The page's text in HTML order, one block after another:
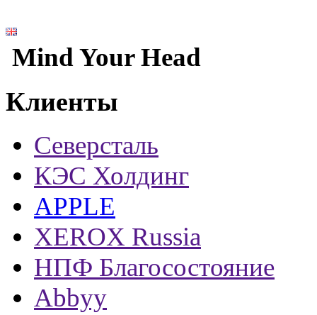
Mind Your Head
Клиенты
Северсталь
КЭС Холдинг
APPLE
XEROX Russia
НПФ Благосостояние
Abbyy